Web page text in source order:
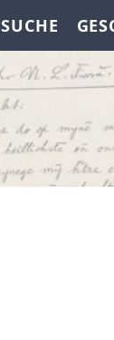
SUCHE